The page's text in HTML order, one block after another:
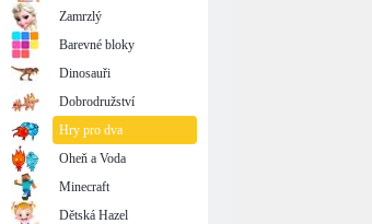
Zamrzlý
Barevné bloky
Dinosauři
Dobrodružství
Hry pro dva
Oheň a Voda
Minecraft
Dětská Hazel